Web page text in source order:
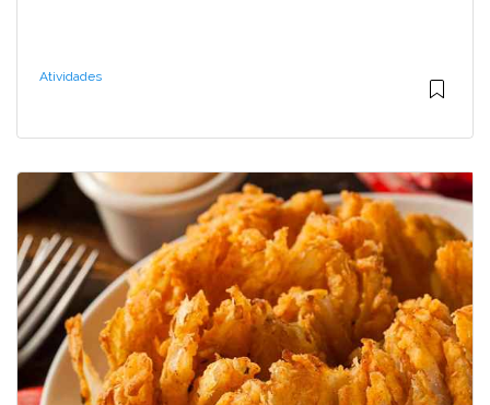
Atividades